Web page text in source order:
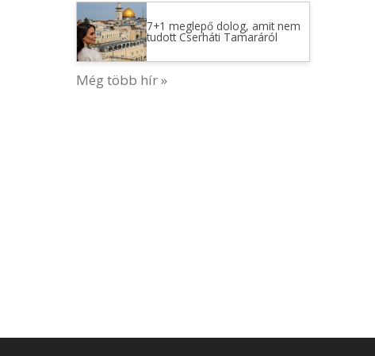
7+1 meglepő dolog, amit nem
tudott Cserháti Tamaráról
Még több hír »